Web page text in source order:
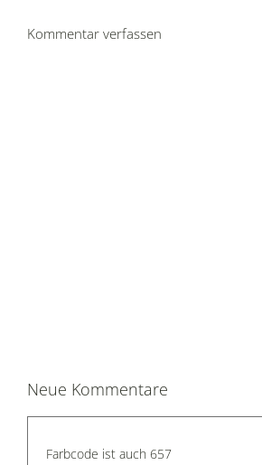
Kommentar verfassen
Neue Kommentare
Farbcode ist auch 657